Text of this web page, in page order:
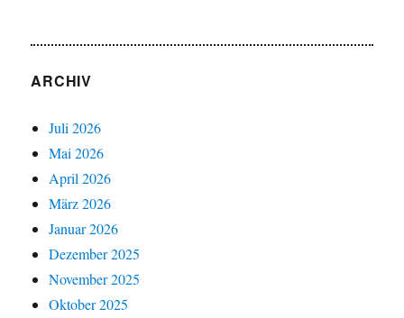
ARCHIV
Juli 2026
Mai 2026
April 2026
März 2026
Januar 2026
Dezember 2025
November 2025
Oktober 2025